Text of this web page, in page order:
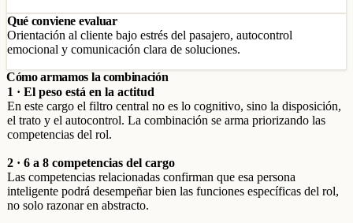
Qué conviene evaluar
Orientación al cliente bajo estrés del pasajero, autocontrol
emocional y comunicación clara de soluciones.
Cómo armamos la combinación
1 · El peso está en la actitud
En este cargo el filtro central no es lo cognitivo, sino la disposición,
el trato y el autocontrol. La combinación se arma priorizando las
competencias del rol.
2 · 6 a 8 competencias del cargo
Las competencias relacionadas confirman que esa persona
inteligente podrá desempeñar bien las funciones específicas del rol,
no solo razonar en abstracto.